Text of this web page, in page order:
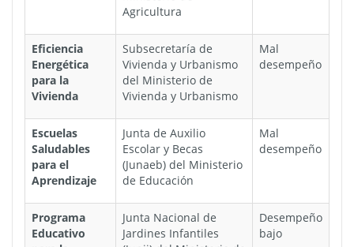
Agricultura
Eficiencia
Energética
para la
Vivienda
Subsecretaría de
Vivienda y Urbanismo
del Ministerio de
Vivienda y Urbanismo
Mal
desempeño
Escuelas
Saludables
para el
Aprendizaje
Junta de Auxilio
Escolar y Becas
(Junaeb) del Ministerio
de Educación
Mal
desempeño
Programa
Educativo
Junta Nacional de
Jardines Infantiles
Desempeño
bajo